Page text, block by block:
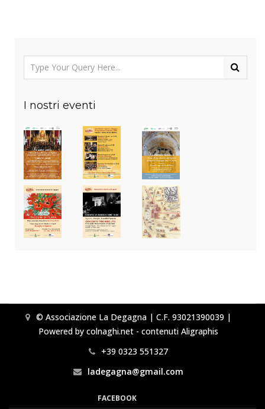
I nostri eventi
© Associazione La Degagna | C.F. 93021390039 |
Powered by colnaghi.net - contenuti Aligraphis
+39 0323 551327
ladegagna@gmail.com
FACEBOOK